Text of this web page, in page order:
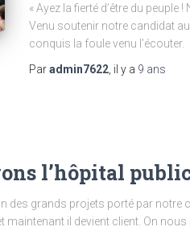
« Ayez la fierté d’être du
Venu soutenir notre candidat
conquis la foule venu l’écouter.
Paradmin7622, il y a 9 ans
l’hôpital
des grands projets porté par
il devient client. On